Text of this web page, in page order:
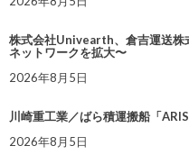
株式会社Univearth、倉吉運送株
ネットワークを拡大〜
2026年8月5日
川崎重工業／ばら積運搬船「
2026年8月5日